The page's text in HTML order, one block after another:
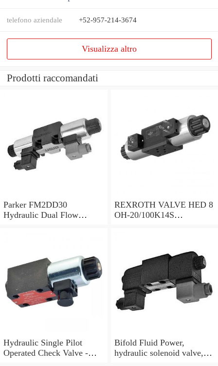
telefono aziendale +52-957-214-3674
Visualizza altro
Prodotti raccomandati
Parker FM2DD30
Hydraulic Dual Flow
REXROTH VALVE HED 8
OH-20/100K14S
Hydraulic Single Pilot
Operated Check Valve -
Bifold Fluid Power,
hydraulic solenoid valve,